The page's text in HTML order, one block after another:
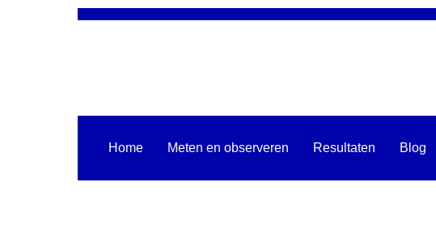
Home Meten en observeren Resultaten Blog